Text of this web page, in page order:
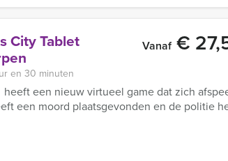
City Tablet Vanaf€
en 30 minuten
een nieuw virtueel game dat zich
een moord plaatsgevonden en de politie